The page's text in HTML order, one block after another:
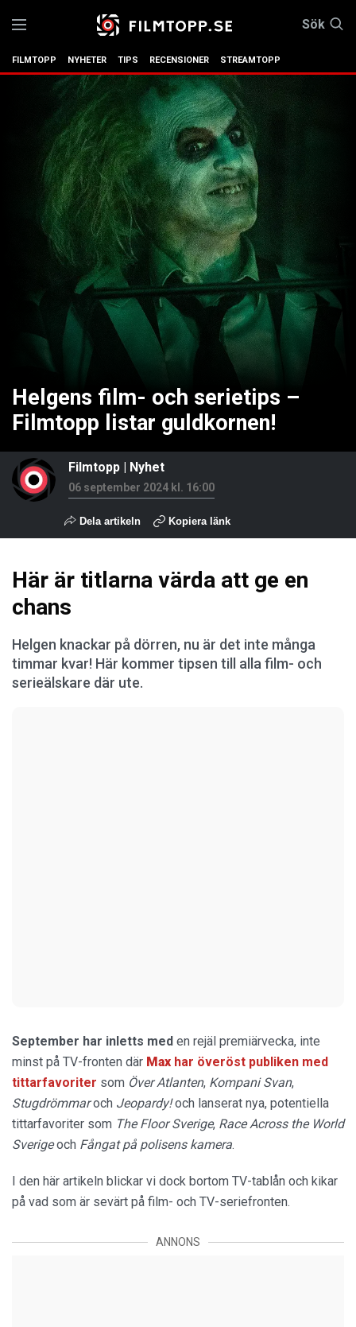
Sök
FILMTOPP NYHETER TIPS RECENSIONER STREAMTOPP
Helgens film- och serietips –
Filmtopp listar guldkornen!
Filmtopp | Nyhet
06 september 2024 kl. 16:00
Dela artikeln Kopiera länk
Här är titlarna värda att ge en
chans
Helgen knackar på dörren, nu är det inte många
timmar kvar! Här kommer tipsen till alla film- och
serieälskare där ute.
September har inletts med en rejäl premiärvecka, inte
minst på TV-fronten där Max har överöst publiken med
tittarfavoriter som Över Atlanten, Kompani Svan,
Stugdrömmaroch Jeopardy!och lanserat nya, potentiella
tittarfavoriter som The Floor Sverige, Race Across the World
Sverigeoch Fångat på polisens kamera.
I den här artikeln blickar vi dock bortom TV-tablån och kikar
på vad som är sevärt på film- och TV-seriefronten.
ANNONS